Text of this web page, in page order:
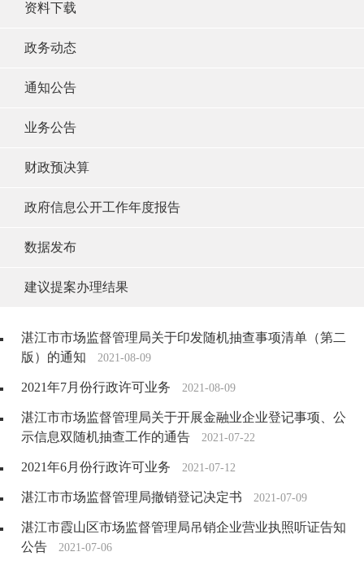
资料下载
政务动态
通知公告
业务公告
财政预决算
政府信息公开工作年度报告
数据发布
建议提案办理结果
湛江市市场监督管理局关于印发随机抽查事项清单（第二
版）的通知
2021-08-09
2021年7月份行政许可业务 2021-08-09
湛江市市场监督管理局关于开展金融业企业登记事项、公
示信息双随机抽查工作的通告
2021-07-22
2021年6月份行政许可业务 2021-07-12
湛江市市场监督管理局撤销登记决定书 2021-07-09
湛江市霞山区市场监督管理局吊销企业营业执照听证告知
公告
2021-07-06